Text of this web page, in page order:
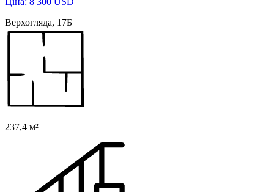
Верхогляда, 17Б
237,4 м²